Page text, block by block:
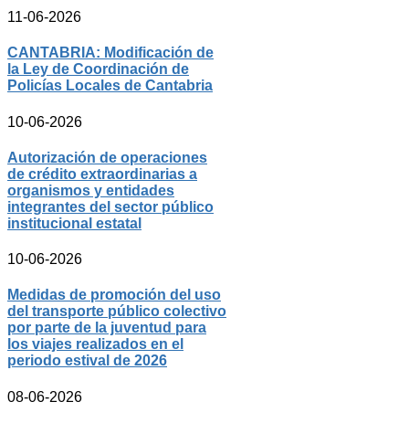
11-06-2026
CANTABRIA: Modificación de
la Ley de Coordinación de
Policías Locales de Cantabria
10-06-2026
Autorización de operaciones
de crédito extraordinarias a
organismos y entidades
integrantes del sector público
institucional estatal
10-06-2026
Medidas de promoción del uso
del transporte público colectivo
por parte de la juventud para
los viajes realizados en el
periodo estival de 2026
08-06-2026